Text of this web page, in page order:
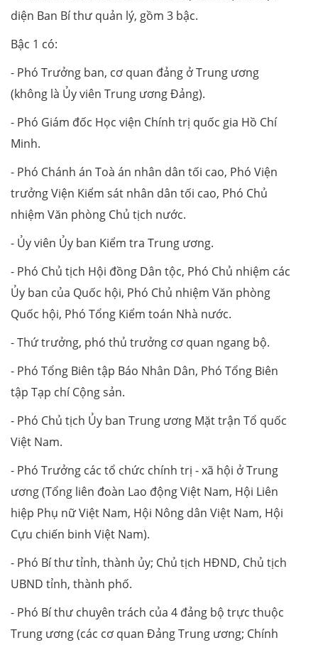
diện Ban Bí thư quản lý, gồm 3 bậc.
Bậc 1 có:
- Phó Trưởng ban, cơ quan đảng ở Trung ương
(không là Ủy viên Trung ương Đảng).
- Phó Giám đốc Học viện Chính trị quốc gia Hồ Chí
Minh.
- Phó Chánh án Toà án nhân dân tối cao, Phó Viện
trưởng Viện Kiểm sát nhân dân tối cao, Phó Chủ
nhiệm Văn phòng Chủ tịch nước.
- Ủy viên Ủy ban Kiểm tra Trung ương.
- Phó Chủ tịch Hội đồng Dân tộc, Phó Chủ nhiệm các
Ủy ban của Quốc hội, Phó Chủ nhiệm Văn phòng
Quốc hội, Phó Tổng Kiểm toán Nhà nước.
- Thứ trưởng, phó thủ trưởng cơ quan ngang bộ.
- Phó Tổng Biên tập Báo Nhân Dân, Phó Tổng Biên
tập Tạp chí Cộng sản.
- Phó Chủ tịch Ủy ban Trung ương Mặt trận Tổ quốc
Việt Nam.
- Phó Trưởng các tổ chức chính trị - xã hội ở Trung
ương (Tổng liên đoàn Lao động Việt Nam, Hội Liên
hiệp Phụ nữ Việt Nam, Hội Nông dân Việt Nam, Hội
Cựu chiến binh Việt Nam).
- Phó Bí thư tỉnh, thành ủy; Chủ tịch HĐND, Chủ tịch
UBND tỉnh, thành phố.
- Phó Bí thư chuyên trách của 4 đảng bộ trực thuộc
Trung ương (các cơ quan Đảng Trung ương; Chính